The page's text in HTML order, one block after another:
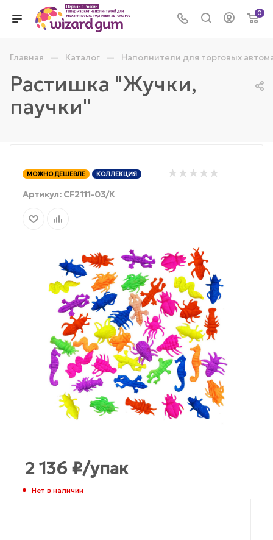
0
Главная — Каталог — Наполнители для торговых
Растишка "Жучки,
паучки"
МОЖНО ДЕШЕВЛЕ КОЛЛЕКЦИЯ
Артикул: CF2111-03/К
2 136 ₽/упак
Нет в наличии